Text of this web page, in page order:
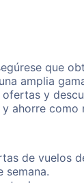
que
amplia
y
como
de vuelos
semana.